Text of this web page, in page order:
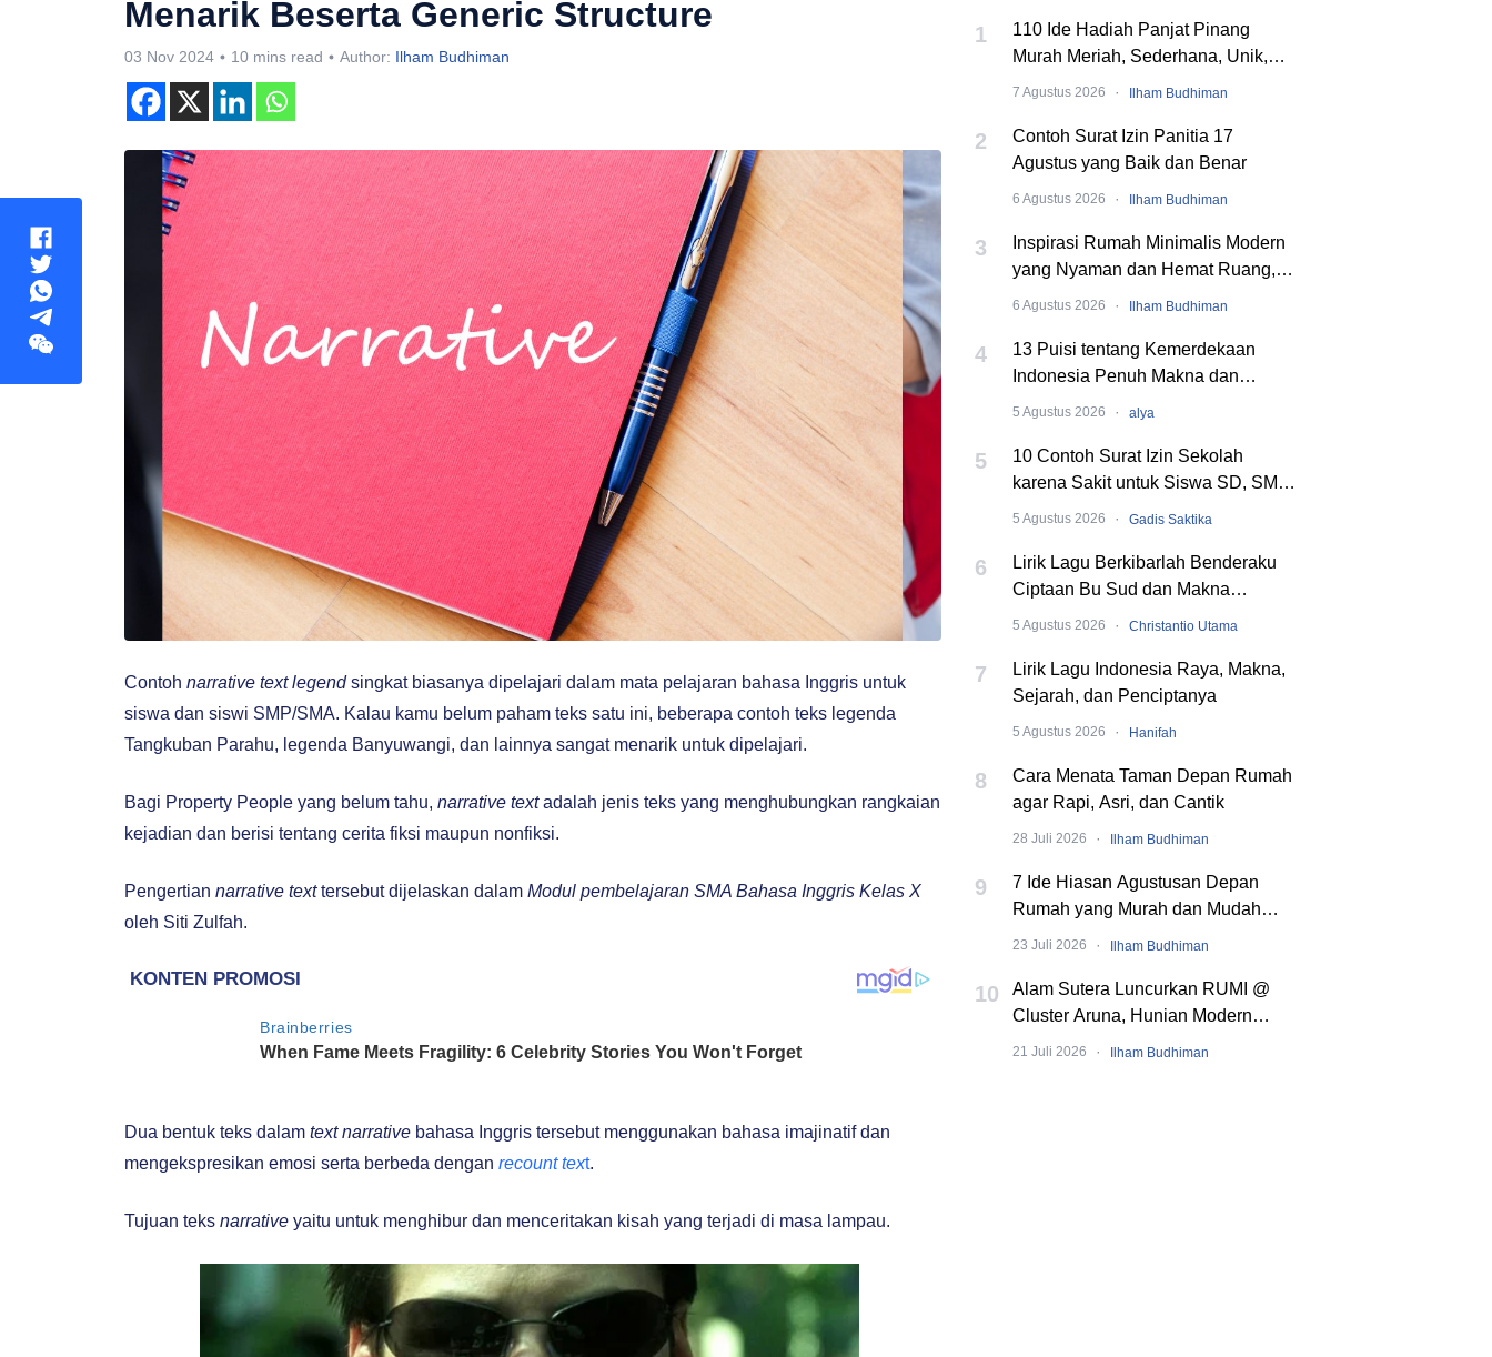
Menarik Beserta Generic Structure
03 Nov 2024 10 mins read Author: Ilham Budhiman
1
110 Ide Hadiah Panjat Pinang
Murah Meriah, Sederhana, Unik,
dan Nyeleneh
7 Agustus 2026 · Ilham Budhiman
2
Contoh Surat Izin Panitia 17
Agustus yang Baik dan Benar
6 Agustus 2026 · Ilham Budhiman
3
Inspirasi Rumah Minimalis Modern
yang Nyaman dan Hemat Ruang,
Begini Cara Merancangnya!
6 Agustus 2026 · Ilham Budhiman
4
13 Puisi tentang Kemerdekaan
Indonesia Penuh Makna dan
Menyentuh Hati
5 Agustus 2026 · alya
5
10 Contoh Surat Izin Sekolah
karena Sakit untuk Siswa SD, SMP,
hingga SMA
5 Agustus 2026 · Gadis Saktika
6
Lirik Lagu Berkibarlah Benderaku
Ciptaan Bu Sud dan Makna
Dibaliknya
5 Agustus 2026 · Christantio Utama
7
Lirik Lagu Indonesia Raya, Makna,
Sejarah, dan Penciptanya
5 Agustus 2026 · Hanifah
8
Cara Menata Taman Depan Rumah
agar Rapi, Asri, dan Cantik
28 Juli 2026 · Ilham Budhiman
9
7 Ide Hiasan Agustusan Depan
Rumah yang Murah dan Mudah
Dibuat
23 Juli 2026 · Ilham Budhiman
10
Alam Sutera Luncurkan RUMI @
Cluster Aruna, Hunian Modern
Tropical 2 Lantai di Downtown Alam
21 Juli 2026 · Ilham Budhiman
Contoh narrative text legendsingkat biasanya dipelajari dalam mata pelajaran bahasa Inggris untuk
siswa dan siswi SMP/SMA. Kalau kamu belum paham teks satu ini, beberapa contoh teks legenda
Tangkuban Parahu, legenda Banyuwangi, dan lainnya sangat menarik untuk dipelajari.
Bagi Property People yang belum tahu, narrative textadalah jenis teks yang menghubungkan rangkaian
kejadian dan berisi tentang cerita fiksi maupun nonfiksi.
Pengertian narrative texttersebut dijelaskan dalam Modul pembelajaran SMA Bahasa Inggris Kelas X
oleh Siti Zulfah.
Dua bentuk teks dalam text narrative bahasa Inggris tersebut menggunakan bahasa imajinatif dan
mengekspresikan emosi serta berbeda dengan recount text.
Tujuan teks narrative yaitu untuk menghibur dan menceritakan kisah yang terjadi di masa lampau.